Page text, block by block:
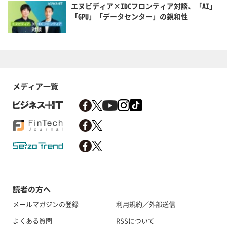
エヌビディア×IDCフロンティア対談、「AI」
「GPU」「データセンター」の親和性
メディア一覧
読者の方へ
メールマガジンの登録
よくある質問
利用規約／外部送信
RSSについて